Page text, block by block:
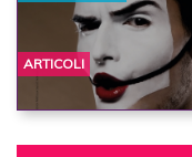
ARTICOLI